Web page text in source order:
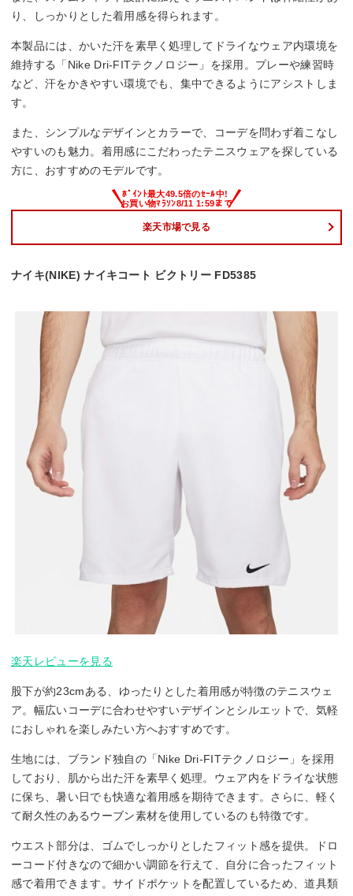
り、しっかりとした着用感を得られます。
本製品には、かいた汗を素早く処理してドライなウェア内環境を
維持する「Nike Dri-FITテクノロジー」を採用。プレーや練習時
など、汗をかきやすい環境でも、集中できるようにアシストしま
す。
また、シンプルなデザインとカラーで、コーデを問わず着こなし
やすいのも魅力。着用感にこだわったテニスウェアを探している
方に、おすすめのモデルです。
楽天市場で見る
ナイキ(NIKE) ナイキコート ビクトリー FD5385
楽天レビューを見る
股下が約23cmある、ゆったりとした着用感が特徴のテニスウェ
ア。幅広いコーデに合わせやすいデザインとシルエットで、気軽
におしゃれを楽しみたい方へおすすめです。
生地には、ブランド独自の「Nike Dri-FITテクノロジー」を採用
しており、肌から出た汗を素早く処理。ウェア内をドライな状態
に保ち、暑い日でも快適な着用感を期待できます。さらに、軽く
て耐久性のあるウーブン素材を使用しているのも特徴です。
ウエスト部分は、ゴムでしっかりとしたフィット感を提供。ドロ
ーコード付きなので細かい調節を行えて、自分に合ったフィット
感で着用できます。サイドポケットを配置しているため、道具類